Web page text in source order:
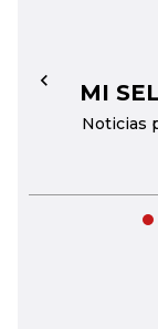
MI
Noticias
←